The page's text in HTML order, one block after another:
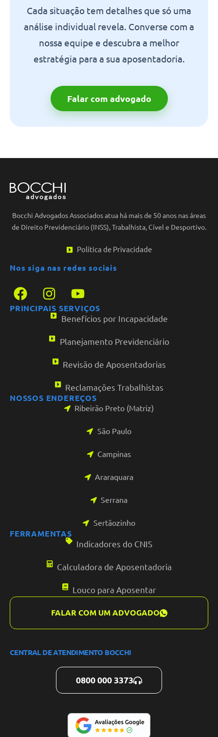
Cada situação tem detalhes que só uma
análise individual revela. Converse com a
nossa equipe e descubra a melhor
estratégia para a sua aposentadoria.
Falar com advogado
Bocchi Advogados Associados atua há mais de 50 anos nas áreas
de Direito Previdenciário (INSS), Trabalhista, Cível e Desportivo.
Política de Privacidade
Nos siga nas redes sociais
PRINCIPAIS SERVIÇOS
Benefícios por Incapacidade
Planejamento Previdenciário
Revisão de Aposentadorias
Reclamações Trabalhistas
NOSSOS ENDEREÇOS
Ribeirão Preto (Matriz)
São Paulo
Campinas
Araraquara
Serrana
Sertãozinho
FERRAMENTAS
Indicadores do CNIS
Calculadora de Aposentadoria
Louco para Aposentar
FALAR COM UM ADVOGADO
CENTRAL DE ATENDIMENTO BOCCHI
0800 000 3373